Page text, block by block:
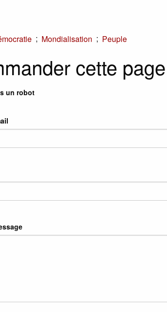
; Mondialisation ; Peuple
cette page
un robot